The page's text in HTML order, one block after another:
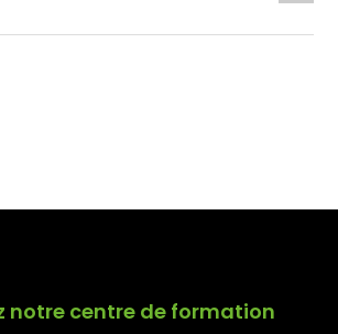
notre centre de formation